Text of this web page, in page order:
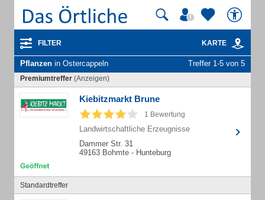
FILTER KARTE
Pflanzen in Ostercappeln Treffer 1-5 von 5
Premiumtreffer (Anzeigen)
Kiebitzmarkt Brune
1 Bewertung
Landwirtschaftliche Erzeugnisse
Dammer Str. 31
49163 Bohmte - Hunteburg
Standardtreffer